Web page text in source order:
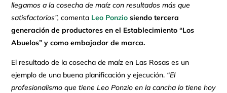
llegamos a la cosecha de maíz con resultados más que
satisfactorios”,comenta Leo Ponzio siendo tercera
generación de productores en el Establecimiento “Los
Abuelos” y como embajador de marca.
El resultado de la cosecha de maíz en Las Rosas es un
ejemplo de una buena planificación y ejecución. “El
profesionalismo que tiene Leo Ponzio en la cancha lo tiene hoy